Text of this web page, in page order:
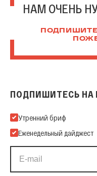
НАМ ОЧЕНЬ
ПОДПИШИТЕСЬ НА
Подпишитесь на нашу
Утренний бриф
Еженедельный дайджест